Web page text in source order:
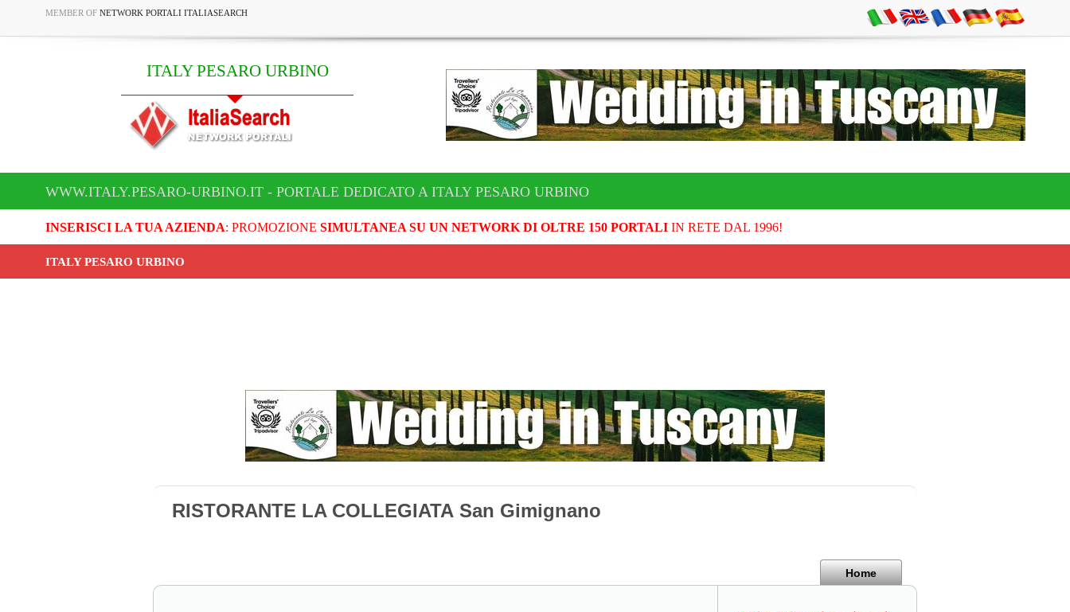
MEMBER OF NETWORK PORTALI ITALIASEARCH
ITALY PESARO URBINO
WWW.ITALY.PESARO-URBINO.IT - PORTALE DEDICATO A ITALY PESARO URBINO
INSERISCI LA TUA AZIENDA: PROMOZIONE SIMULTANEA SU UN NETWORK DI OLTRE 150 PORTALIIN RETE DAL 1996!
ITALY PESARO URBINO
RISTORANTE LA COLLEGIATA San Gimignano
Home